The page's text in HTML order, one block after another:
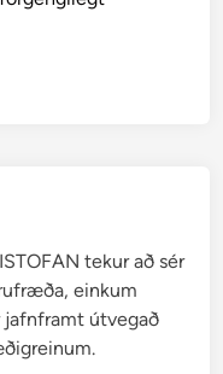
s
r
tekur að sér
einkum
útvegað